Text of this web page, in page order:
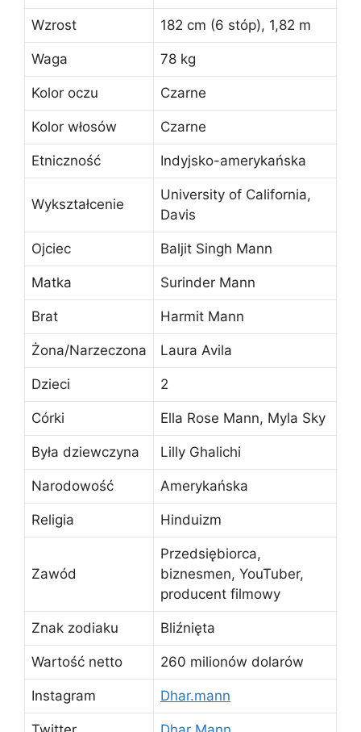
Wzrost 182 cm (6 stóp), 1,82 m
Waga 78 kg
Kolor oczu Czarne
Kolor włosów Czarne
Etniczność Indyjsko-amerykańska
Wykształcenie
University of California,
Davis
Ojciec Baljit Singh Mann
Matka Surinder Mann
Brat Harmit Mann
Żona/Narzeczona Laura Avila
Dzieci 2
Córki Ella Rose Mann, Myla Sky
Była dziewczyna Lilly Ghalichi
Narodowość Amerykańska
Religia Hinduizm
Zawód
Przedsiębiorca,
biznesmen, YouTuber,
producent filmowy
Znak zodiaku Bliźnięta
Wartość netto 260 milionów dolarów
Instagram Dhar.mann